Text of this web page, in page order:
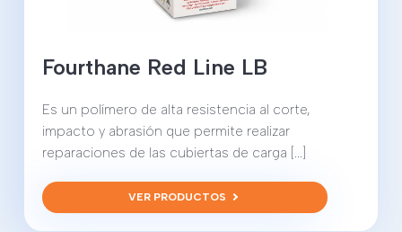
Fourthane Red Line LB
Es un polímero de alta resistencia al corte,
impacto y abrasión que permite realizar
reparaciones de las cubiertas de carga [...]
VER PRODUCTOS